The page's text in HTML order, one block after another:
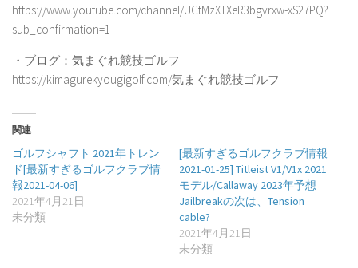
https://www.youtube.com/channel/UCtMzXTXeR3bgvrxw-xS27PQ?
sub_confirmation=1
・ブログ：気まぐれ競技ゴルフ
https://kimagurekyougigolf.com/気まぐれ競技ゴルフ
関連
ゴルフシャフト 2021年トレン
ド[最新すぎるゴルフクラブ情
報2021-04-06]
2021年4月21日
未分類
[最新すぎるゴルフクラブ情報
2021-01-25] Titleist V1/V1x 2021
モデル/Callaway 2023年予想
Jailbreakの次は、Tension
cable?
2021年4月21日
未分類